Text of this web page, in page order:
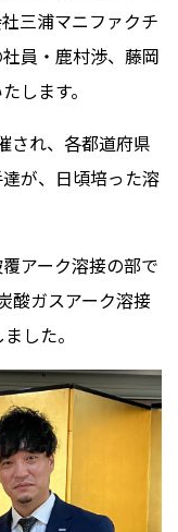
三浦マニファクチ
員・鹿村渉、藤岡
します。
され、各都道府県
が、日頃培った溶
アーク溶接の部で
酸ガスアーク溶接
した。